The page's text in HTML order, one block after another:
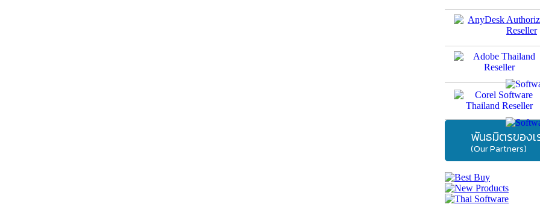
พันธมิตรของเ
(Our Partners)